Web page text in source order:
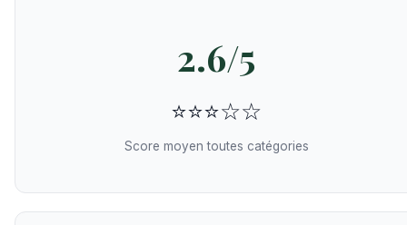
2.6/5
⭐⭐⭐☆☆
Score moyen toutes catégories